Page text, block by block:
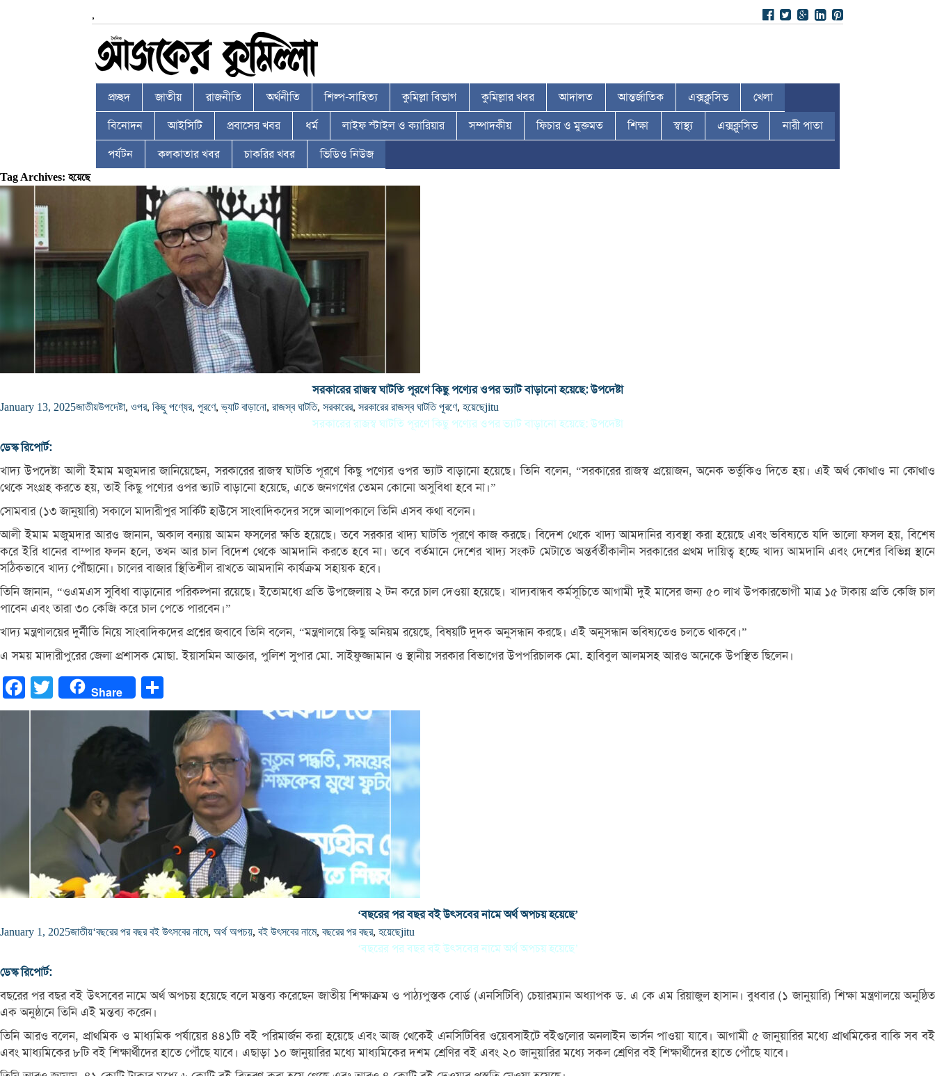
,
প্রচ্ছদ জাতীয় রাজনীতি অর্থনীতি শিল্প-সাহিত্য কুমিল্লা বিভাগ কুমিল্লার খবর আদালত আন্তর্জাতিক এক্সক্লুসিভ খেলা
বিনোদন আইসিটি প্রবাসের খবর ধর্ম লাইফ স্টাইল ও ক্যারিয়ার সম্পাদকীয় ফিচার ও মুক্তমত শিক্ষা স্বাস্থ্য এক্সক্লুসিভ নারী পাতা
পর্যটন কলকাতার খবর চাকরির খবর ভিডিও নিউজ
Tag Archives: হয়েছে
সরকারের রাজস্ব ঘাটতি পূরণে কিছু পণ্যের ওপর ভ্যাট বাড়ানো হয়েছে: উপদেষ্টা
January 13, 2025জাতীয়উপদেষ্টা, ওপর, কিছু পণ্যের, পূরণে,ভ্যাট বাড়ানো, রাজস্ব ঘাটতি, সরকারের, সরকারের রাজস্ব ঘাটতি পূরণে, হয়েছেjitu
সরকারের রাজস্ব ঘাটতি পূরণে কিছু পণ্যের ওপর ভ্যাট বাড়ানো হয়েছে: উপদেষ্টা
ডেস্ক রিপোর্ট:
খাদ্য উপদেষ্টা আলী ইমাম মজুমদার জানিয়েছেন, সরকারের রাজস্ব ঘাটতি পূরণে কিছু পণ্যের ওপর ভ্যাট বাড়ানো হয়েছে। তিনি বলেন, “সরকারের রাজস্ব প্রয়োজন, অনেক ভর্তুকিও দিতে হয়। এই অর্থ কোথাও না কোথাও
থেকে সংগ্রহ করতে হয়, তাই কিছু পণ্যের ওপর ভ্যাট বাড়ানো হয়েছে, এতে জনগণের তেমন কোনো অসুবিধা হবে না।”
সোমবার (১৩ জানুয়ারি) সকালে মাদারীপুর সার্কিট হাউসে সাংবাদিকদের সঙ্গে আলাপকালে তিনি এসব কথা বলেন।
আলী ইমাম মজুমদার আরও জানান, অকাল বন্যায় আমন ফসলের ক্ষতি হয়েছে। তবে সরকার খাদ্য ঘাটতি পূরণে কাজ করছে। বিদেশ থেকে খাদ্য আমদানির ব্যবস্থা করা হয়েছে এবং ভবিষ্যতে যদি ভালো ফসল হয়, বিশেষ
করে ইরি ধানের বাম্পার ফলন হলে, তখন আর চাল বিদেশ থেকে আমদানি করতে হবে না। তবে বর্তমানে দেশের খাদ্য সংকট মেটাতে অন্তর্বর্তীকালীন সরকারের প্রথম দায়িত্ব হচ্ছে খাদ্য আমদানি এবং দেশের বিভিন্ন স্থানে
সঠিকভাবে খাদ্য পৌঁছানো। চালের বাজার স্থিতিশীল রাখতে আমদানি কার্যক্রম সহায়ক হবে।
তিনি জানান, “ওএমএস সুবিধা বাড়ানোর পরিকল্পনা রয়েছে। ইতোমধ্যে প্রতি উপজেলায় ২ টন করে চাল দেওয়া হয়েছে। খাদ্যবান্ধব কর্মসূচিতে আগামী দুই মাসের জন্য ৫০ লাখ উপকারভোগী মাত্র ১৫ টাকায় প্রতি কেজি চাল
পাবেন এবং তারা ৩০ কেজি করে চাল পেতে পারবেন।”
খাদ্য মন্ত্রণালয়ের দুর্নীতি নিয়ে সাংবাদিকদের প্রশ্নের জবাবে তিনি বলেন, “মন্ত্রণালয়ে কিছু অনিয়ম রয়েছে, বিষয়টি দুদক অনুসন্ধান করছে। এই অনুসন্ধান ভবিষ্যতেও চলতে থাকবে।”
এ সময় মাদারীপুরের জেলা প্রশাসক মোছা. ইয়াসমিন আক্তার, পুলিশ সুপার মো. সাইফুজ্জামান ও স্থানীয় সরকার বিভাগের উপপরিচালক মো. হাবিবুল আলমসহ আরও অনেকে উপস্থিত ছিলেন।
FacebookTwitter Share
‘বছরের পর বছর বই উৎসবের নামে অর্থ অপচয় হয়েছে’
January 1, 2025জাতীয়‘বছরের পর বছর বই উৎসবের নামে, অর্থ অপচয়, বই উৎসবের নামে, বছরের পর বছর, হয়েছেjitu
‘বছরের পর বছর বই উৎসবের নামে অর্থ অপচয় হয়েছে’
ডেস্ক রিপোর্ট:
বছরের পর বছর বই উৎসবের নামে অর্থ অপচয় হয়েছে বলে মন্তব্য করেছেন জাতীয় শিক্ষাক্রম ও পাঠ্যপুস্তক বোর্ড (এনসিটিবি) চেয়ারম্যান অধ্যাপক ড. এ কে এম রিয়াজুল হাসান। বুধবার (১ জানুয়ারি) শিক্ষা মন্ত্রণালয়ে অনুষ্ঠিত
এক অনুষ্ঠানে তিনি এই মন্তব্য করেন।
তিনি আরও বলেন, প্রাথমিক ও মাধ্যমিক পর্যায়ের ৪৪১টি বই পরিমার্জন করা হয়েছে এবং আজ থেকেই এনসিটিবির ওয়েবসাইটে বইগুলোর অনলাইন ভার্সন পাওয়া যাবে। আগামী ৫ জানুয়ারির মধ্যে প্রাথমিকের বাকি সব বই
এবং মাধ্যমিকের ৮টি বই শিক্ষার্থীদের হাতে পৌঁছে যাবে। এছাড়া ১০ জানুয়ারির মধ্যে মাধ্যমিকের দশম শ্রেণির বই এবং ২০ জানুয়ারির মধ্যে সকল শ্রেণির বই শিক্ষার্থীদের হাতে পৌঁছে যাবে।